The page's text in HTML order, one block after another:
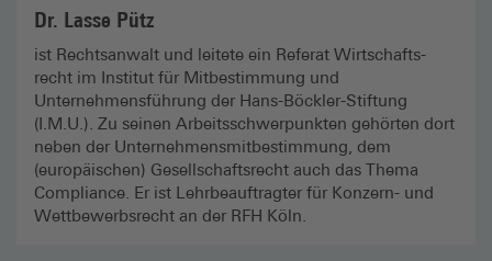
Dr. Lasse Pütz
ist Rechtsanwalt und leitete ein Referat Wirtschafts­
recht im Institut für Mitbestimmung und
Unternehmensführung der Hans-Böckler-Stiftung
(I.M.U.). Zu seinen Arbeitsschwerpunkten gehörten dort
neben der Unternehmensmitbestimmung, dem
(europäischen) Gesellschaftsrecht auch das Thema
Compliance. Er ist Lehrbeauftragter für Konzern- und
Wettbewerbsrecht an der RFH Köln.